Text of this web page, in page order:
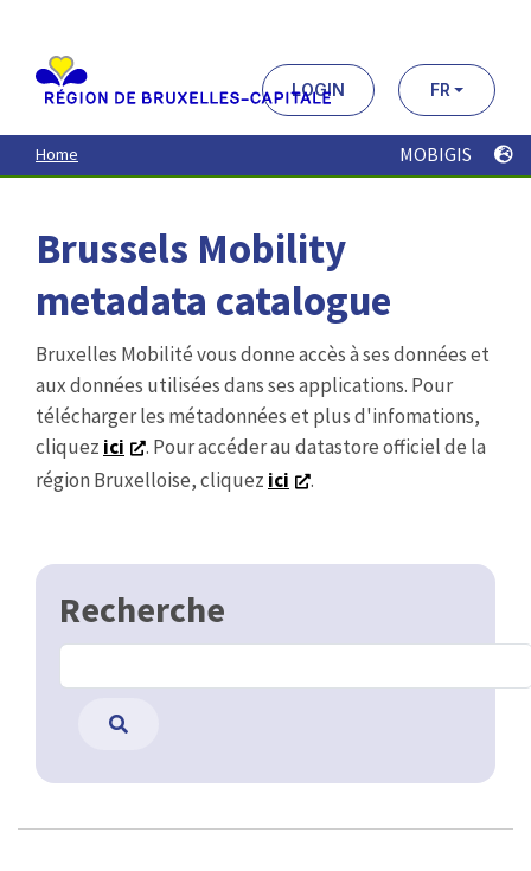
contenu
principal
LOGIN FR
Home MOBIGIS
Brussels Mobility
metadata catalogue
Bruxelles Mobilité vous donne accès à ses données et
aux données utilisées dans ses applications. Pour
télécharger les métadonnées et plus d'infomations,
cliquez ici
. Pour accéder au datastore officiel de la
région Bruxelloise, cliquez ici .
Recherche